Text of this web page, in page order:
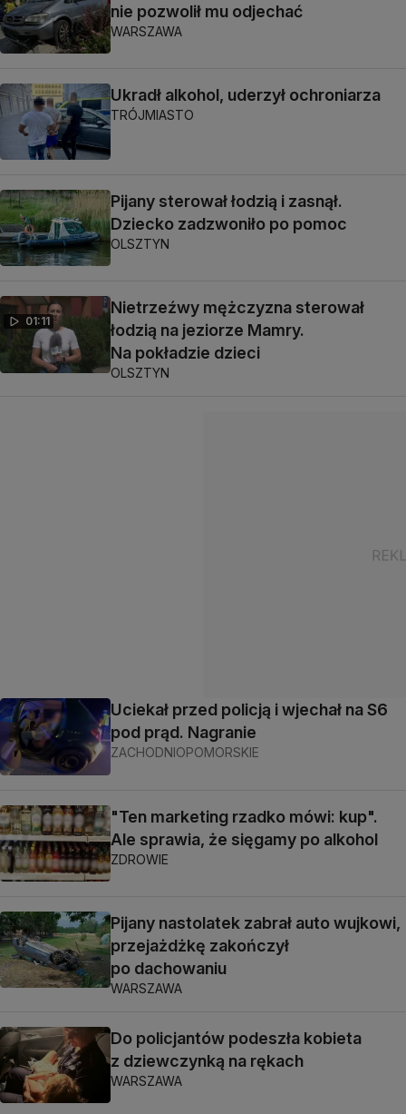
nie pozwolił mu odjechać
WARSZAWA
Ukradł alkohol, uderzył ochroniarza
TRÓJMIASTO
Pijany sterował łodzią i zasnął.
Dziecko zadzwoniło po pomoc
OLSZTYN
01:11
Nietrzeźwy mężczyzna sterował
łodzią na jeziorze Mamry.
Na pokładzie dzieci
OLSZTYN
Uciekał przed policją i wjechał na S6
pod prąd. Nagranie
ZACHODNIOPOMORSKIE
"Ten marketing rzadko mówi: kup".
Ale sprawia, że sięgamy po alkohol
ZDROWIE
Pijany nastolatek zabrał auto wujkowi,
przejażdżkę zakończył
po dachowaniu
WARSZAWA
Do policjantów podeszła kobieta
z dziewczynką na rękach
WARSZAWA